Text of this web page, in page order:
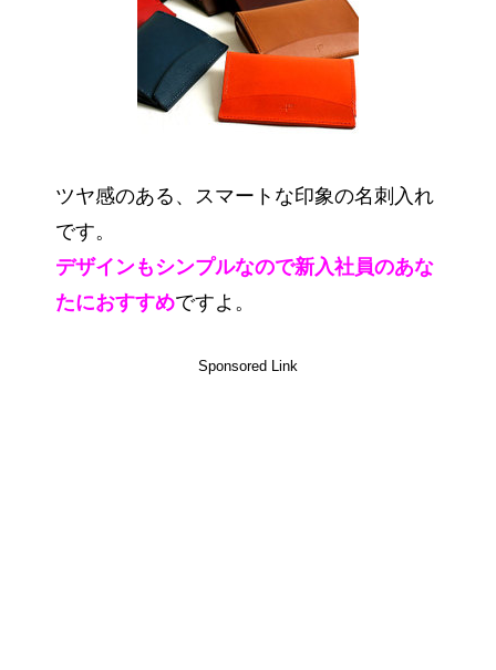
ツヤ感のある、スマートな印象の名刺入れ
です。
デザインもシンプルなので新入社員のあな
たにおすすめですよ。
Sponsored Link